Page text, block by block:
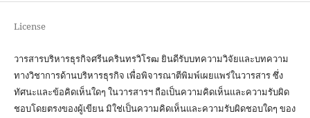
License
วารสารบริหารธุรกิจศรีนครินทรวิโรฒ ยินดีรับบทความวิจัยและบทความ
ทางวิชาการด้านบริหารธุรกิจ เพื่อพิจารณาตีพิมพ์เผยแพร่ในวารสาร ซึ่ง
ทัศนะและข้อคิดเห็นใดๆ ในวารสารฯ ถือเป็นความคิดเห็นและความรับผิด
ชอบโดยตรงของผู้เขียน มิใช่เป็นความคิดเห็นและความรับผิดชอบใดๆ ของ